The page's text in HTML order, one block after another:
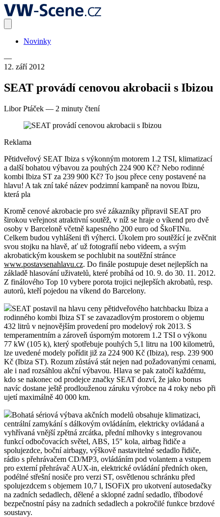
Novinky
—
12. září 2012
SEAT provádí cenovou akrobacii s Ibizou
Libor Ptáček — 2 minuty čtení
Reklama
Pětidveřový SEAT Ibiza s výkonným motorem 1.2 TSI, klimatizací
a další bohatou výbavou za pouhých 224 900 Kč? Nebo rodinné
kombi Ibiza ST za 239 900 Kč? To jsou přece ceny postavené na
hlavu! A tak zní také název podzimní kampaně na novou Ibizu,
která pla
Kromě cenové akrobacie pro své zákazníky připravil SEAT pro
širokou veřejnost atraktivní soutěž, v níž se hraje o víkend pro dvě
osoby v Barceloně včetně kapesného 200 euro od ŠkoFINu.
Celkem budou vyhlášeni tři výherci. Úkolem pro soutěžící je zvěčnit
svou stojku na hlavě, ať už fotografií nebo videem, a svým
akrobatickým kouskem se pochlubit na soutěžní stránce
www.postavsenahlavu.cz. Do finále postupuje deset nejlepších na
základě hlasování uživatelů, které probíhá od 10. 9. do 30. 11. 2012.
Z finálového Top 10 vybere porota trojici nejlepších akrobatů, resp.
autorů, kteří pojedou na víkend do Barcelony.
SEAT postavil na hlavu ceny pětidveřového hatchbacku Ibiza a
rodinného kombi Ibiza ST se zavazadlovým prostorem o objemu
432 litrů v nejnovějším provedení pro modelový rok 2013. S
temperamentním a zároveň úsporným motorem 1.2 TSI o výkonu
77 kW (105 k), který spotřebuje pouhých 5,1 litru na 100 kilometrů,
lze uvedené modely pořídit již za 224 900 Kč (Ibiza), resp. 239 900
Kč (Ibiza ST). Rozum zůstává stát nejen nad požadovanými cenami,
ale i nad rozsáhlou akční výbavou. Hlava se pak zatočí každému,
kdo se nakonec od prodejce značky SEAT dozví, že jako bonus
navíc dostane ještě prodlouženou záruku výrobce na 4 roky nebo při
ujetí maximálně 40 000 km.
Bohatá sériová výbava akčních modelů obsahuje klimatizaci,
centrální zamykání s dálkovým ovládáním, elektricky ovládaná a
vyhřívaná vnější zpětná zrcátka, přední mlhovky s integrovanou
funkcí odbočovacích světel, ABS, 15″ kola, airbag řidiče a
spolujezdce, boční airbagy, výškově nastavitelné sedadlo řidiče,
rádio s přehrávačem CD/MP3, ovládáním pod volantem a vstupem
pro externí přehrávač AUX-in, elektrické ovládání předních oken,
podélné střešní nosiče pro verzi ST, osvětlenou schránku před
spolujezdcem s objemem 10,7 l, ISOFiX pro ukotvení autosedačky
na zadních sedadlech, dělené a sklopné zadní sedadlo, tříbodové
bezpečnostní pásy na zadních sedadlech a pokročilé funkce brzdové
soustavy.